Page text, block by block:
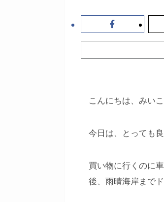
こんにちは、みい
今日は、とっても
買い物に行くのに
後、雨晴海岸まで